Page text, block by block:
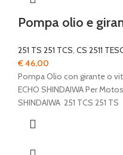
Pompa olio e
251 TS 251 TCS, CS 2511
€46,00
Pompa Olio con girante o
ECHO SHINDAIWA Per
SHINDAIWA 251 TCS 251 TS